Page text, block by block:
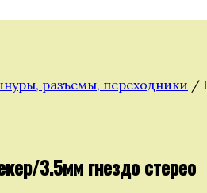
разъемы, переходники /
3.5мм гнездо стерео